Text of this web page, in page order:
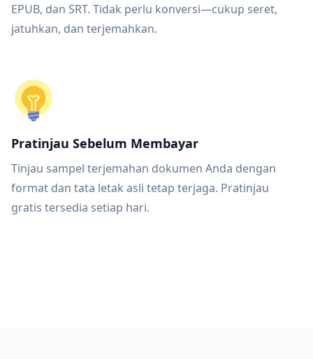
EPUB, dan SRT. Tidak perlu konversi—cukup seret,
jatuhkan, dan terjemahkan.
Pratinjau Sebelum Membayar
Tinjau sampel terjemahan dokumen Anda dengan
format dan tata letak asli tetap terjaga. Pratinjau
gratis tersedia setiap hari.